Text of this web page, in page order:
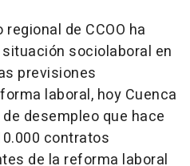
de CCOO ha
sociolaboral en
previsiones
laboral, hoy Cuenca
desempleo que hace
contratos
de la reforma laboral